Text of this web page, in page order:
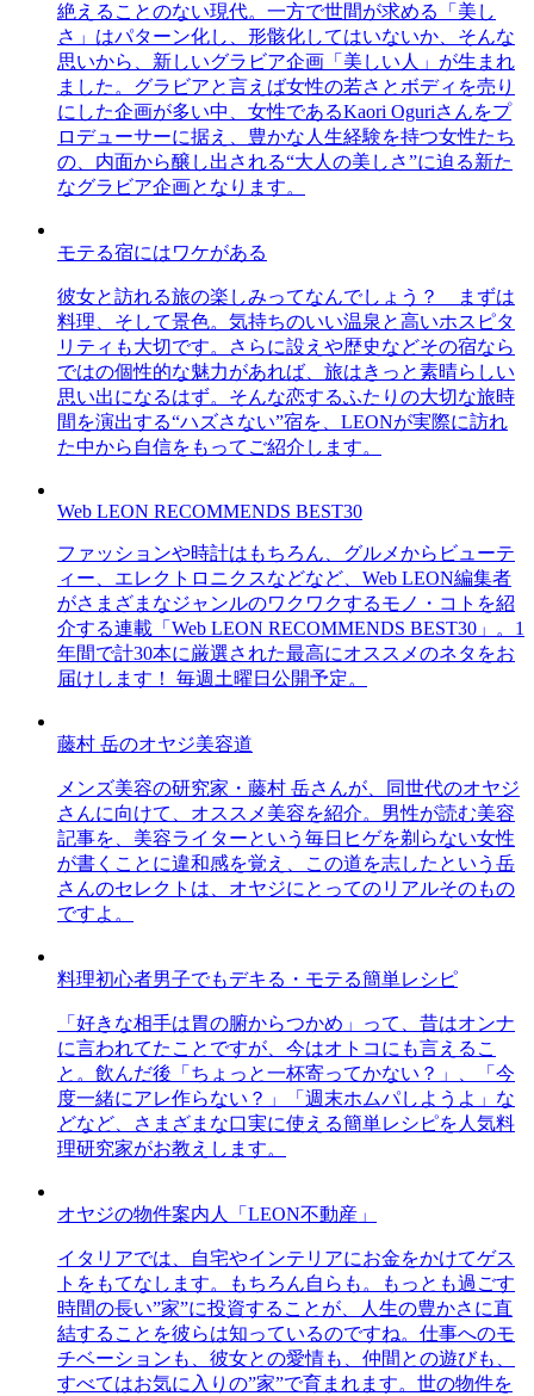
絶えることのない現代。一方で世間が求める「美し
さ」はパターン化し、形骸化してはいないか、そんな
思いから、新しいグラビア企画「美しい人」が生まれ
ました。グラビアと言えば女性の若さとボディを売り
にした企画が多い中、女性であるKaori Oguriさんをプ
ロデューサーに据え、豊かな人生経験を持つ女性たち
の、内面から醸し出される“大人の美しさ”に迫る新た
なグラビア企画となります。
モテる宿にはワケがある
彼女と訪れる旅の楽しみってなんでしょう？ まずは
料理、そして景色。気持ちのいい温泉と高いホスピタ
リティも大切です。さらに設えや歴史などその宿なら
ではの個性的な魅力があれば、旅はきっと素晴らしい
思い出になるはず。そんな恋するふたりの大切な旅時
間を演出する“ハズさない”宿を、LEONが実際に訪れ
た中から自信をもってご紹介します。
Web LEON RECOMMENDS BEST30
ファッションや時計はもちろん、グルメからビューテ
ィー、エレクトロニクスなどなど、Web LEON編集者
がさまざまなジャンルのワクワクするモノ・コトを紹
介する連載「Web LEON RECOMMENDS BEST30」。1
年間で計30本に厳選された最高にオススメのネタをお
届けします！ 毎週土曜日公開予定。
藤村 岳のオヤジ美容道
メンズ美容の研究家・藤村 岳さんが、同世代のオヤジ
さんに向けて、オススメ美容を紹介。男性が読む美容
記事を、美容ライターという毎日ヒゲを剃らない女性
が書くことに違和感を覚え、この道を志したという岳
さんのセレクトは、オヤジにとってのリアルそのもの
ですよ。
料理初心者男子でもデキる・モテる簡単レシピ
「好きな相手は胃の腑からつかめ」って、昔はオンナ
に言われてたことですが、今はオトコにも言えるこ
と。飲んだ後「ちょっと一杯寄ってかない？」、「今
度一緒にアレ作らない？」「週末ホムパしようよ」な
どなど、さまざまな口実に使える簡単レシピを人気料
理研究家がお教えします。
オヤジの物件案内人「LEON不動産」
イタリアでは、自宅やインテリアにお金をかけてゲス
トをもてなします。もちろん自らも。もっとも過ごす
時間の長い”家”に投資することが、人生の豊かさに直
結することを彼らは知っているのですね。仕事へのモ
チベーションも、彼女との愛情も、仲間との遊びも、
すべてはお気に入りの”家”で育まれます。世の物件を